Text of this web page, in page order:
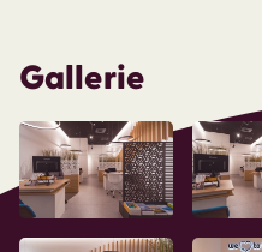
Gallerie